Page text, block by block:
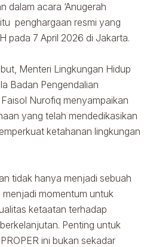
dalam acara ‘Anugerah
penghargaan resmi yang
pada 7 April 2026 di Jakarta.
Menteri Lingkungan Hidup
Badan Pengendalian
Nurofiq menyampaikan
yang telah mendedikasikan
ketahanan lingkungan
tidak hanya menjadi sebuah
momentum untuk
ketaatan terhadap
Penting untuk
ini bukan sekadar